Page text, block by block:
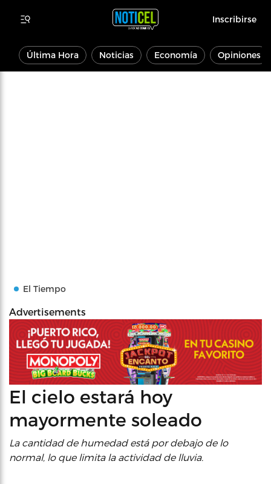
Inscribirse
Última Hora Noticias Economía Opiniones
El Tiempo
Advertisements
El cielo estará hoy
mayormente soleado
La cantidad de humedad está por debajo de lo
normal, lo que limita la actividad de lluvia.